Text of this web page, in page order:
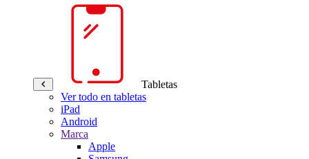
Tabletas
Ver todo en tabletas
iPad
Android
Marca
Apple